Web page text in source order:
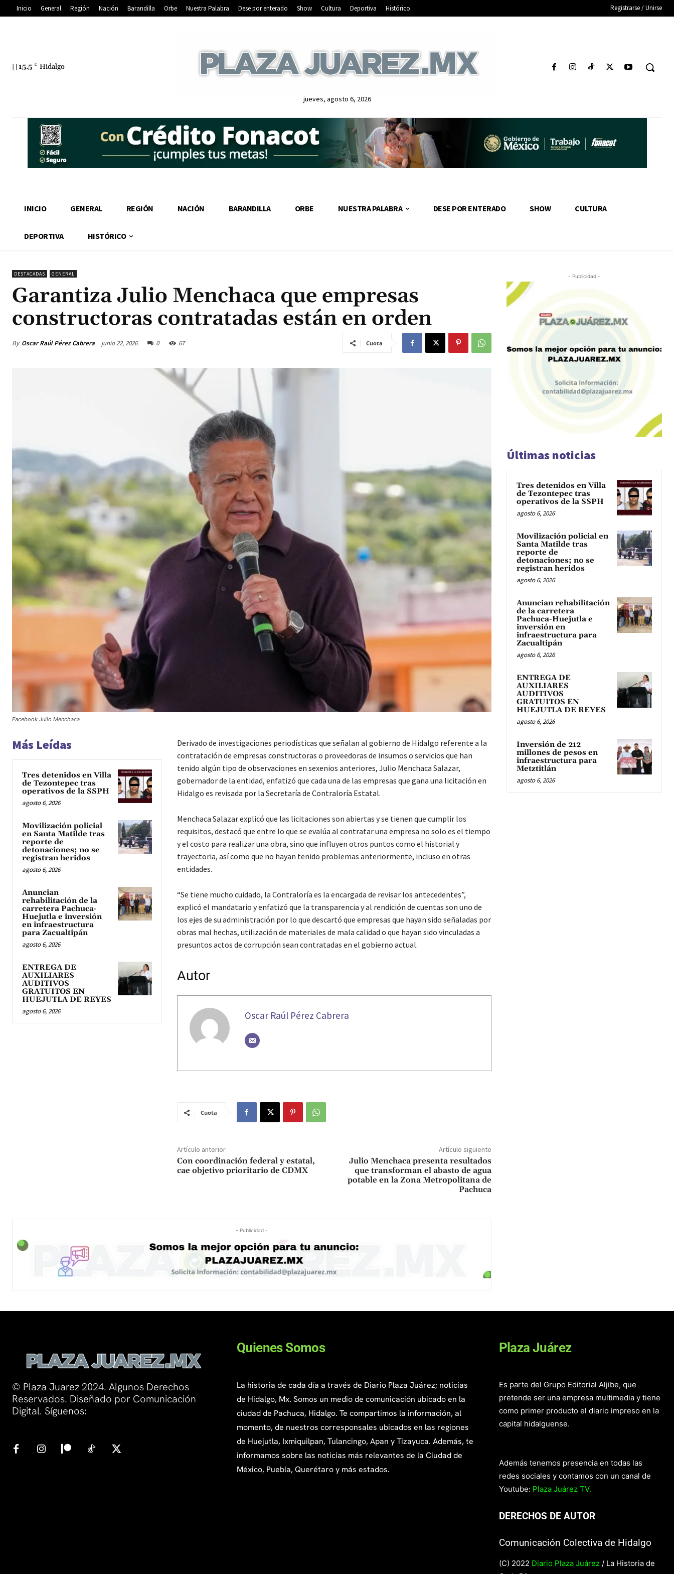
Inicio General Región Nación Barandilla Orbe Nuestra Palabra Dese por enterado Show Cultura Deportiva Histórico Registrarse / Unirse
15.5 C Hidalgo
jueves, agosto 6, 2026
INICIO GENERAL REGIÓN NACIÓN BARANDILLA ORBE NUESTRA PALABRA DESE POR ENTERADO SHOW CULTURA
DEPORTIVA HISTÓRICO
DESTACADAS GENERAL
Garantiza Julio Menchaca que empresas
constructoras contratadas están en orden
By Oscar Raúl Pérez Cabrera junio 22, 2026 0 67 Cuota
Facebook Julio Menchaca
Más Leídas
Tres detenidos en Villa
de Tezontepec tras
operativos de la SSPH
agosto 6, 2026
Movilización policial
en Santa Matilde tras
reporte de
detonaciones; no se
registran heridos
agosto 6, 2026
Anuncian
rehabilitación de la
carretera Pachuca-
Huejutla e inversión
en infraestructura
para Zacualtipán
agosto 6, 2026
ENTREGA DE
AUXILIARES
AUDITIVOS
GRATUITOS EN
HUEJUTLA DE REYES
agosto 6, 2026
Derivado de investigaciones periodísticas que señalan al gobierno de Hidalgo referente a la
contratación de empresas constructoras o proveedoras de insumos o servicios que han
tenido algún tipo de observaciones en sexenios anteriores, Julio Menchaca Salazar,
gobernador de la entidad, enfatizó que cada una de las empresas que gana una licitación en
Hidalgo es revisada por la Secretaría de Contraloría Estatal.
Menchaca Salazar explicó que las licitaciones son abiertas y se tienen que cumplir los
requisitos, destacó que entre lo que se evalúa al contratar una empresa no solo es el tiempo
y el costo para realizar una obra, sino que influyen otros puntos como el historial y
trayectoria, así como que no hayan tenido problemas anteriormente, incluso en otras
entidades.
“Se tiene mucho cuidado, la Contraloría es la encargada de revisar los antecedentes”,
explicó el mandatario y enfatizó que la transparencia y al rendición de cuentas son uno de
los ejes de su administración por lo que descartó que empresas que hayan sido señaladas por
obras mal hechas, utilización de materiales de mala calidad o que hayan sido vinculadas a
presuntos actos de corrupción sean contratadas en el gobierno actual.
Autor
Oscar Raúl Pérez Cabrera
Cuota
Artículo anterior
Con coordinación federal y estatal,
cae objetivo prioritario de CDMX
Artículo siguiente
Julio Menchaca presenta resultados
que transforman el abasto de agua
potable en la Zona Metropolitana de
Pachuca
- Publicidad -
- Publicidad -
Últimas noticias
Tres detenidos en Villa
de Tezontepec tras
operativos de la SSPH
agosto 6, 2026
Movilización policial en
Santa Matilde tras
reporte de
detonaciones; no se
registran heridos
agosto 6, 2026
Anuncian rehabilitación
de la carretera
Pachuca-Huejutla e
inversión en
infraestructura para
Zacualtipán
agosto 6, 2026
ENTREGA DE
AUXILIARES
AUDITIVOS
GRATUITOS EN
HUEJUTLA DE REYES
agosto 6, 2026
Inversión de 212
millones de pesos en
infraestructura para
Metztitlán
agosto 6, 2026
© Plaza Juarez 2024. Algunos Derechos
Reservados. Diseñado por Comunicación
Digital. Síguenos:
Quienes Somos
La historia de cada día a través de Diario Plaza Juárez; noticias
de Hidalgo, Mx. Somos un medio de comunicación ubicado en la
ciudad de Pachuca, Hidalgo. Te compartimos la información, al
momento, de nuestros corresponsales ubicados en las regiones
de Huejutla, Ixmiquilpan, Tulancingo, Apan y Tizayuca. Además, te
informamos sobre las noticias más relevantes de la Ciudad de
México, Puebla, Querétaro y más estados.
Plaza Juárez
Es parte del Grupo Editorial Aljibe, que
pretende ser una empresa multimedia y tiene
como primer producto el diario impreso en la
capital hidalguense.
Además tenemos presencia en todas las
redes sociales y contamos con un canal de
Youtube: Plaza Juárez TV.
DERECHOS DE AUTOR
Comunicación Colectiva de Hidalgo
(C) 2022 Diario Plaza Juárez / La Historia de